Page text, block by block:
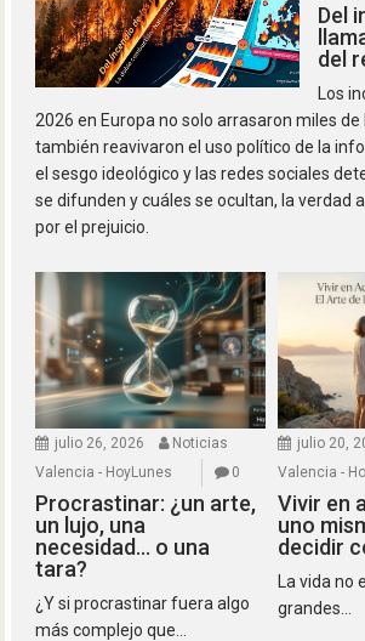
Del
del
Los
2026 en Europa no solo arrasaron miles
también reavivaron el uso político de la
el sesgo ideológico y las redes sociales
se difunden y cuáles se ocultan, la verdad
por el prejuicio.
julio 26, 2026
Noticias
Valencia - HoyLunes
0
Procrastinar: ¿un arte,
un lujo, una
necesidad… o una
tara?
¿Y si procrastinar fuera algo
más complejo que...
julio 20,
Valencia -
Vivir en
uno
decidir
La vida no
grandes...